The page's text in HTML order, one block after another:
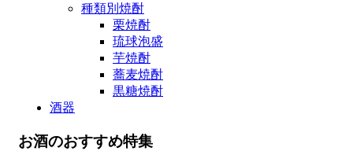
種類別焼酎
栗焼酎
琉球泡盛
芋焼酎
蕎麦焼酎
黒糖焼酎
酒器
お酒のおすすめ特集